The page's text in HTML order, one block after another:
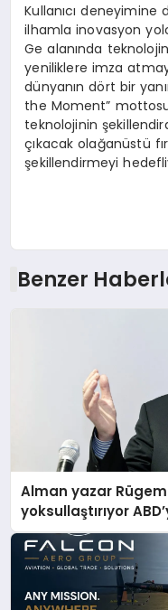
Kullanıcı deneyimine
ilhamla inovasyon
Ge alanında
yeniliklere imza
dünyanın dört bir
the Moment”
teknolojinin
çıkacak olağanüstü
şekillendirmeyi
Benzer
Alman yazar Rügemer: ‘Merz
yoksullaştırıyor